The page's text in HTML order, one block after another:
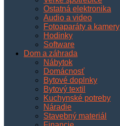
Ostatná elektronika
Audio a video
Fotoaparáty a kamery
Hodinky
Software
Dom a záhrada
Nábytok
Domácnosť
Bytové doplnky
Bytový textil
Kuchynské potreby
Náradie
Stavebný materiál